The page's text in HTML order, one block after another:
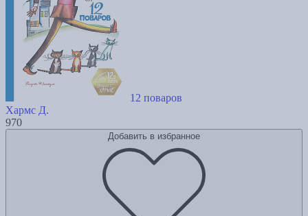
12 поваров
Хармс Д.
970
Добавить в избранное